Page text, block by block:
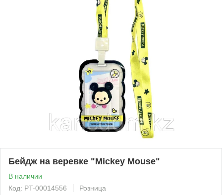
Бейдж на веревке "Mickey Mouse"
В наличии
Код: PT-00014556
Розница